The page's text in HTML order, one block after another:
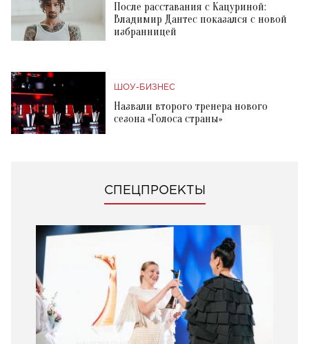
После расставания с Кацуриной:
Владимир Дантес показался с новой
избранницей
ШОУ-БИЗНЕС
Назвали второго тренера нового
сезона «Голоса страны»
СПЕЦПРОЕКТЫ